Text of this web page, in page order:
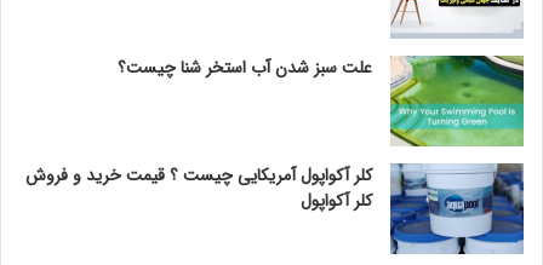
علت سبز شدن آب استخر شنا چیست؟
کلر آکواپول آمریکایی چیست ؟ قیمت خرید و فروش
کلر آکواپول